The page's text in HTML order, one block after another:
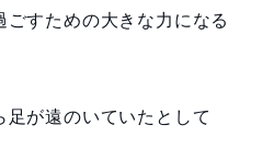
すための大きな力になる
足が遠のいていたとして